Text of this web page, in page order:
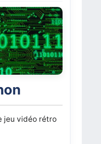
jeu vidéo rétro